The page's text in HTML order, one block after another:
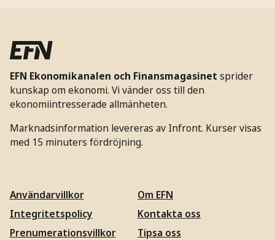
EFN Ekonomikanalen och Finansmagasinet sprider
kunskap om ekonomi. Vi vänder oss till den
ekonomiintresserade allmänheten.
Marknadsinformation levereras av Infront. Kurser visas
med 15 minuters fördröjning.
Användarvillkor
Integritetspolicy
Prenumerationsvillkor
Om EFN
Kontakta oss
Tipsa oss